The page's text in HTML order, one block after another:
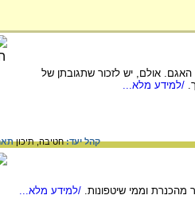
אולם, יש לזכור שתגובתן של
/למידע מלא...
קהל יעד:חטיבה,תיכון
מהכנרת וממי שיטפונות. /למידע מלא...